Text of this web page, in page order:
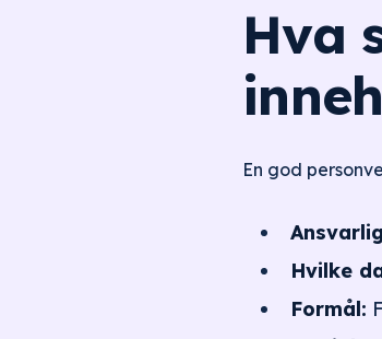
Hva
En god
Hvilke
Formål: